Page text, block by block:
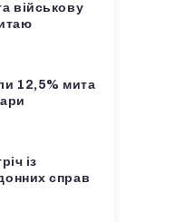
військову
12,5% мита
із
справ